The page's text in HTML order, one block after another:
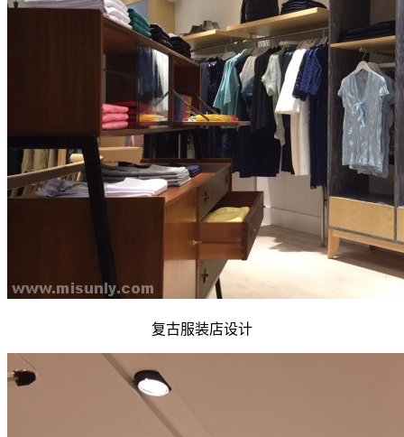
复古服装店设计